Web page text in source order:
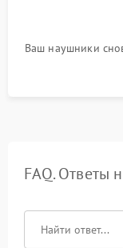
Ваш наушники
FAQ. Ответы